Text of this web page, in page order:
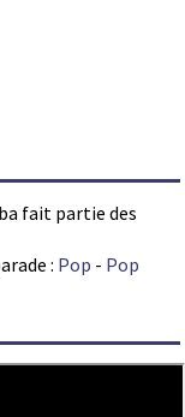
fait partie des
: Pop - Pop